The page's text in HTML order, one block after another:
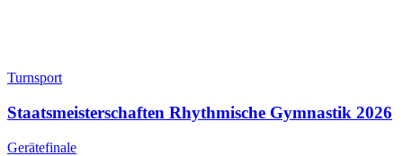
Turnsport
Staatsmeisterschaften Rhythmische Gymnastik 2026
Gerätefinale